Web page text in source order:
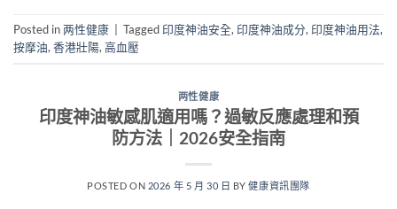
Posted in两性健康 Tagged印度神油安全,印度神油成分,印度神油用法,
按摩油,香港壯陽,高血壓
两性健康
印度神油敏感肌適用嗎？過敏反應處理和預
防方法｜2026安全指南
POSTED ON 2026 年 5 月 30 日 BY健康資訊團隊